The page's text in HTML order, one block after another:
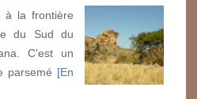
à la frontière
du Sud du
C’est un
parsemé [En